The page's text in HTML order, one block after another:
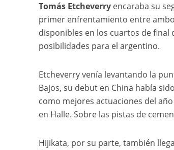
Tomás Etcheverryencaraba su
primer enfrentamiento entre
disponibles en los cuartos de
posibilidades para el argentino.
Etcheverry venía levantando la
Bajos, su debut en China había
como mejores actuaciones del
en Halle. Sobre las pistas de
Hijikata, por su parte, también